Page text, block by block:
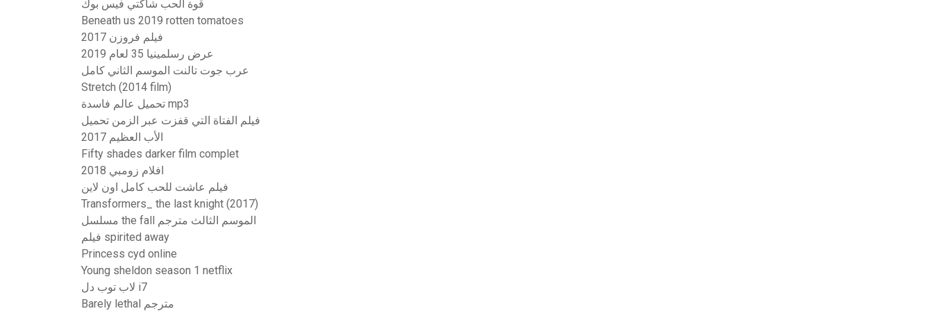
قوة الحب شاكتي فيس بوك
Beneath us 2019 rotten tomatoes
فيلم فروزن 2017
عرض رسلمينيا 35 لعام 2019
عرب جوت تالنت الموسم الثاني كامل
Stretch (2014 film)
تحميل عالم فاسدة mp3
فيلم الفتاة التي قفزت عبر الزمن تحميل
الأب العظيم 2017
Fifty shades darker film complet
افلام زومبي 2018
فيلم عاشت للحب كامل اون لاين
Transformers_ the last knight (2017)
مسلسل the fall الموسم الثالث مترجم
فيلم spirited away
Princess cyd online
Young sheldon season 1 netflix
لاب توب دل i7
Barely lethal مترجم